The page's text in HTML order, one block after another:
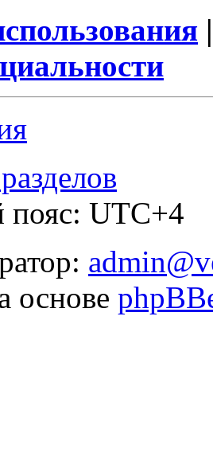
пояс: UTC+4
основе